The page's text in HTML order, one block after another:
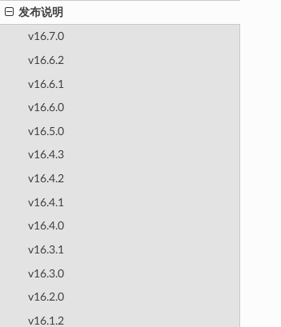
发布说明
v16.7.0
v16.6.2
v16.6.1
v16.6.0
v16.5.0
v16.4.3
v16.4.2
v16.4.1
v16.4.0
v16.3.1
v16.3.0
v16.2.0
v16.1.2